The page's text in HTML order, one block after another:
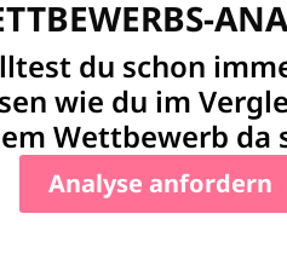
anwenden,
legst einmal eine
daran wirkt sich
Arbeit spürbar.
Editor wirkt
du schon
wie du im
Wettbewerb da
Analyse anfordern